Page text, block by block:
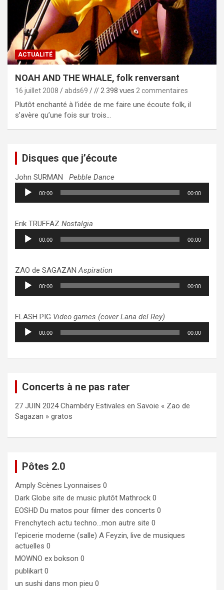
ACTUALITÉ
NOAH AND THE WHALE, folk renversant
16 juillet 2008 abds69 // 2 398 vues 2 commentaires
Plutôt enchanté à l’idée de me faire une écoute folk, il
s’avère qu’une fois sur trois…
Disques que j’écoute
John SURMAN Pebble Dance
Lecteur
audio
00:00 00:00
Erik TRUFFAZ Nostalgia
Lecteur
audio
00:00 00:00
ZAO de SAGAZANAspiration
Lecteur
audio
00:00 00:00
FLASH PIG Video games (cover Lana del Rey)
Lecteur
audio
00:00 00:00
Concerts à ne pas rater
27 JUIN 2024 Chambéry Estivales en Savoie « Zao de
Sagazan » gratos
Pôtes 2.0
Amply Scènes Lyonnaises 0
Dark Globe site de music plutôt Mathrock 0
EOSHD Du matos pour filmer des concerts 0
Frenchytech actu techno…mon autre site 0
l'epicerie moderne (salle) A Feyzin, live de musiques
actuelles 0
MOWNO ex bokson 0
publikart 0
un sushi dans mon pieu 0